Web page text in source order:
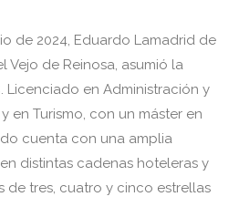
de 2024, Eduardo Lamadrid de
Vejo de Reinosa, asumió la
Licenciado en Administración y
en Turismo, con un máster en
cuenta con una amplia
distintas cadenas hoteleras y
de tres, cuatro y cinco estrellas